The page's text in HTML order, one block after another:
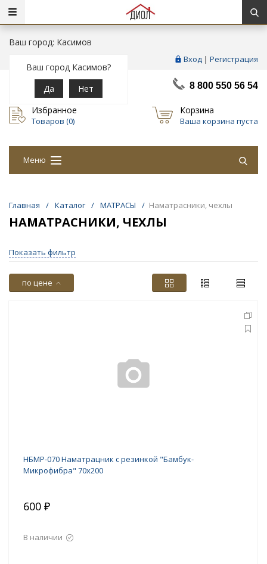
Ваш город: Касимов
Ваш город Касимов?
Да
Нет
Вход | Регистрация
8 800 550 56 54
Избранное
Товаров (0)
Корзина
Ваша корзина пуста
Меню
Главная / Каталог / МАТРАСЫ / Наматрасники, чехлы
НАМАТРАСНИКИ, ЧЕХЛЫ
Показать фильтр
по цене
НБМР-070 Наматрацник с резинкой "Бамбук-
Микрофибра" 70х200
600 ₽
В наличии